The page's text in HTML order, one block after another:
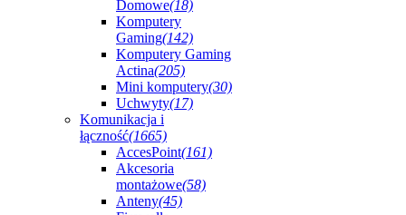
Domowe(18)
Komputery
Gaming(142)
Komputery Gaming
Actina(205)
Mini komputery(30)
Uchwyty(17)
Komunikacja i
łączność(1665)
AccesPoint(161)
Akcesoria
montażowe(58)
Anteny(45)